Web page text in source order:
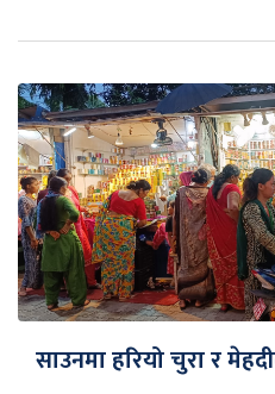
साउनमा हरियो चुरा र